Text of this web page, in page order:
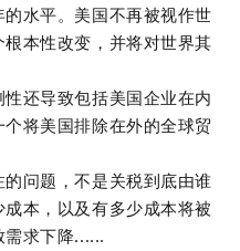
水平。美国不再被视作世
本性改变，并将对世界其
还导致包括美国企业在内
将美国排除在外的全球贸
的问题，不是关税到底由谁
本，以及有多少成本将被
求下降......